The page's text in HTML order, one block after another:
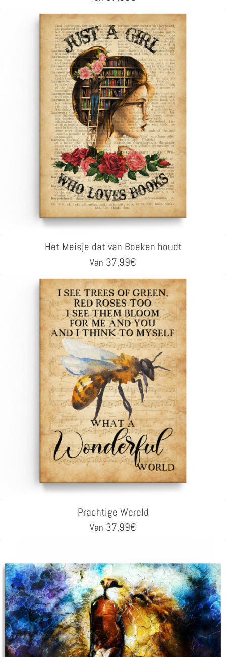
Het Meisje dat van Boeken houdt
Van 37,99€
Prachtige Wereld
Van 37,99€